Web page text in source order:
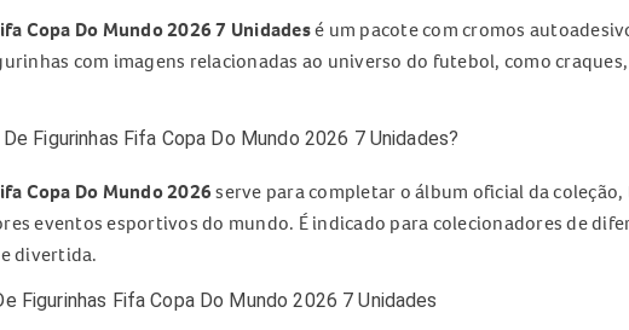
Copa Do Mundo 2026 7 Unidadesé um pacote com cromos
com imagens relacionadas ao universo do futebol, como
Figurinhas Fifa Copa Do Mundo 2026 7 Unidades?
Copa Do Mundo 2026 serve para completar o álbum oficial da
eventos esportivos do mundo. É indicado para colecionadores de
divertida.
Figurinhas Fifa Copa Do Mundo 2026 7 Unidades